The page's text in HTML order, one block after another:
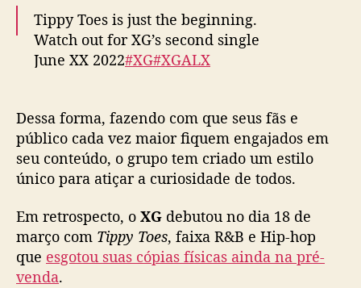
m
e
i
o
m
e
b
c
Tippy Toes is just the beginning.
Watch out for XG’s second single
June XX 2022#XG#XGALX
— XG OFFICIAL (@XGOfficial_)April 25,
2022
Dessa forma, fazendo com que seus fãs e
público cada vez maior fiquem engajados em
seu conteúdo, o grupo tem criado um estilo
único para atiçar a curiosidade de todos.
Em retrospecto, o XG debutou no dia 18 de
março com Tippy Toes, faixa R&B e Hip-hop
que esgotou suas cópias físicas ainda na pré-
venda.